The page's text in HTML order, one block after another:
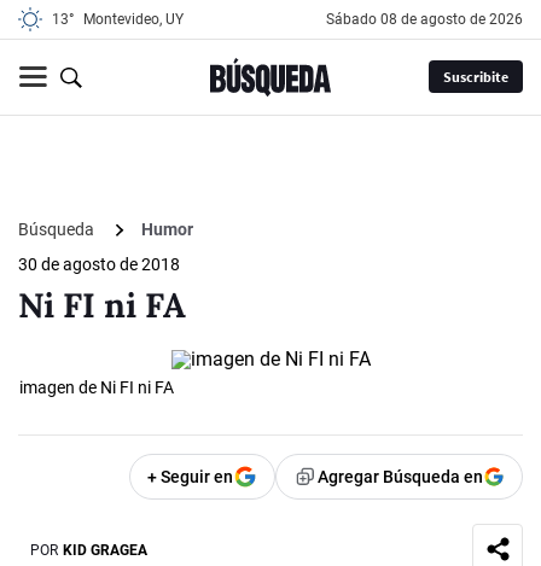
13° Montevideo, UY sábado 08 de agosto de 2026
Suscribite
Búsqueda
Humor
30 de agosto de 2018
Ni FI ni FA
imagen de Ni FI ni FA
+ Seguir en Agregar Búsqueda en
POR KID GRAGEA